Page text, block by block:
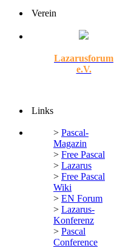
Verein
Lazarusforum
e.V.
Links
> Pascal-
Magazin
> Free Pascal
> Lazarus
> Free Pascal
Wiki
> EN Forum
> Lazarus-
Konferenz
> Pascal
Conference